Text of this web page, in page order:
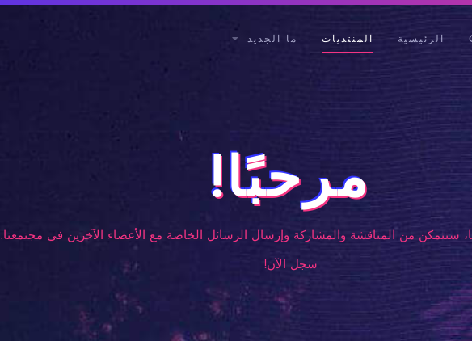
الرئيسية المنتديات ما الجديد
مرحبًا!
ستتمكن من المناقشة والمشاركة وإرسال الرسائل الخاصة مع الأعضاء الآخرين في مجتمعنا.
سجل الآن!